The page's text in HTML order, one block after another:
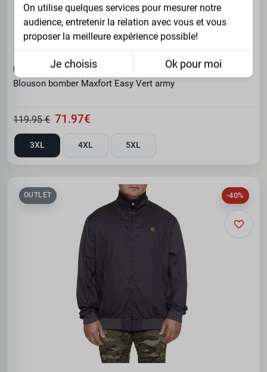
MAXFORT
Blouson bomber Maxfort Easy Vert army
119.95 € 71.97€
3XL 4XL 5XL
-40%
OUTLET
On utilise quelques services pour mesurer notre
audience, entretenir la relation avec vous et vous
proposer la meilleure expérience possible!
Je choisis Ok pour moi